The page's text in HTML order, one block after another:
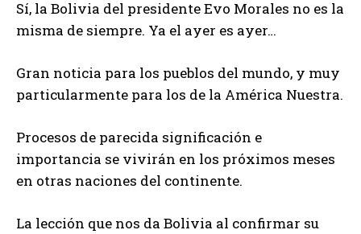
Sí, la Bolivia del presidente Evo Morales no es la
misma de siempre. Ya el ayer es ayer…
Gran noticia para los pueblos del mundo, y muy
particularmente para los de la América Nuestra.
Procesos de parecida significación e
importancia se vivirán en los próximos meses
en otras naciones del continente.
La lección que nos da Bolivia al confirmar su